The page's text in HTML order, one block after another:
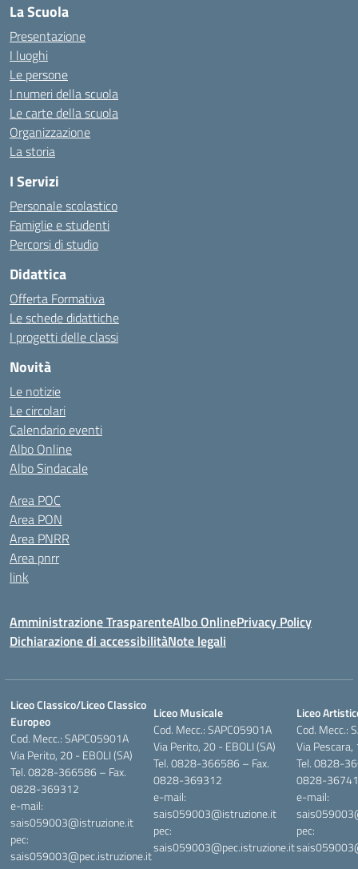
La Scuola
Presentazione
I luoghi
Le persone
I numeri della scuola
Le carte della scuola
Organizzazione
La storia
I Servizi
Personale scolastico
Famiglie e studenti
Percorsi di studio
Didattica
Offerta Formativa
Le schede didattiche
I progetti delle classi
Novità
Le notizie
Le circolari
Calendario eventi
Albo Online
Albo Sindacale
Area POC
Area PON
Area PNRR
Area pnrr
link
Amministrazione TrasparenteAlbo OnlinePrivacy Policy
Dichiarazione di accessibilitàNote legali
Liceo Classico/Liceo Classico
Europeo
Cod. Mecc.: SAPC05901A
Via Perito, 20 - EBOLI (SA)
Tel. 0828-366586 – Fax.
0828-369312
e-mail:
sais059003@istruzione.it
pec:
sais059003@pec.istruzione.it
Liceo Musicale
Cod. Mecc.: SAPC05901A
Via Perito, 20 - EBOLI (SA)
Tel. 0828-366586 – Fax.
0828-369312
e-mail:
sais059003@istruzione.it
pec:
sais059003@pec.istruzione.it
Liceo
Cod. Mecc.:
Via
Tel. 0828-
0828-
e-mail:
pec: